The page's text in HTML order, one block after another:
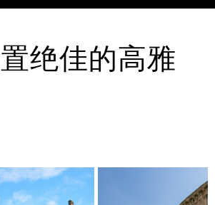
绝佳的高雅